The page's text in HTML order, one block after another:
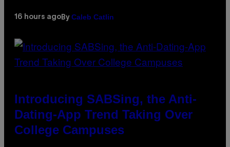
16 hours ago By Caleb Catlin
Introducing SABSing, the Anti-
Dating-App Trend Taking Over
College Campuses